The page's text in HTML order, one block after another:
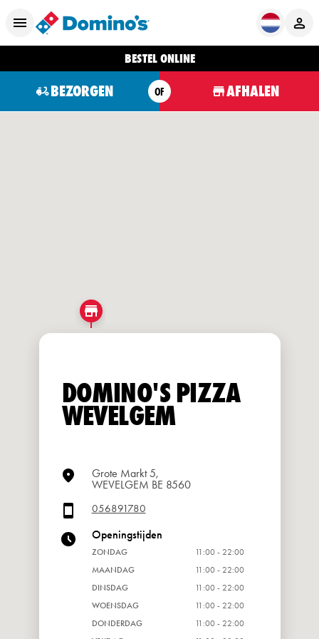
BESTEL ONLINE
BEZORGEN OF AFHALEN
DOMINO'S PIZZA
WEVELGEM
Grote Markt 5,
WEVELGEM BE 8560
056891780
Openingstijden
ZONDAG
11:00 - 22:00
MAANDAG
11:00 - 22:00
DINSDAG
11:00 - 22:00
WOENSDAG
11:00 - 22:00
DONDERDAG
11:00 - 22:00